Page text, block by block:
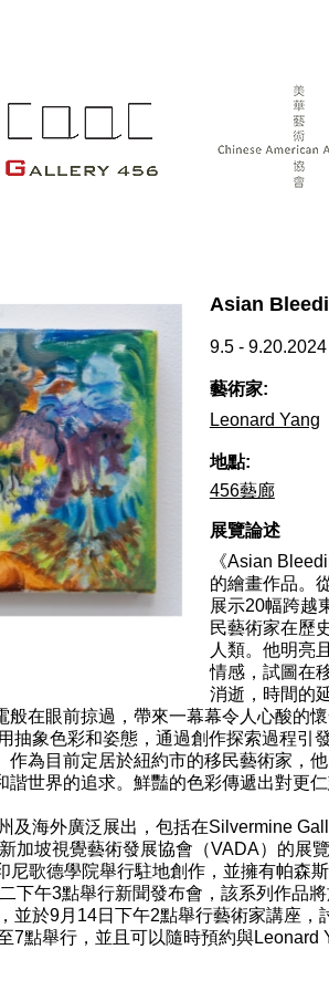
Asian
9.5 - 9.20.2024
藝術家:
Leonard Yang
地點:
456藝廊
展覽論述
《Asian
的繪畫作品。
展示20幅跨越
民藝術家在歷
人類。他明亮
情感，試圖在
消逝，時間的
在眼前掠過，帶來一幕幕令人心酸的懷
抽象色彩和姿態，通過創作探索過程
作為目前定居於紐約市的移民藝術家，
諧世界的追求。鮮豔的色彩傳遞出對更
及海外廣泛展出，包括在Silvermine
加坡視覺藝術發展協會（VADA）的展
尼歌德學院舉行駐地創作，並擁有帕森
下午3點舉行新聞發布會，該系列作品
並於9月14日下午2點舉行藝術家講座，
7點舉行，並且可以隨時預約與Leonard